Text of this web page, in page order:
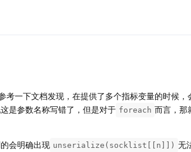
考一下文档发现，在提供了多个指标变量的时候，
是参数名称写错了，但是对于 foreach 而言，那
会明确出现 unserialize(socklist[[n]]) 无